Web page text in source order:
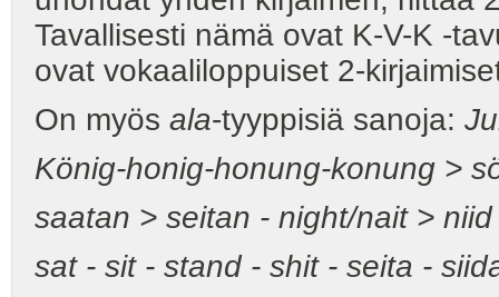
Tavallisesti nämä ovat K-V-K -
ovat vokaaliloppuiset 2-
On myös ala-tyyppisiä sanoja:
König-honig-honung-konung >
saatan > seitan - night/nait >
sat - sit - stand - shit - seita -